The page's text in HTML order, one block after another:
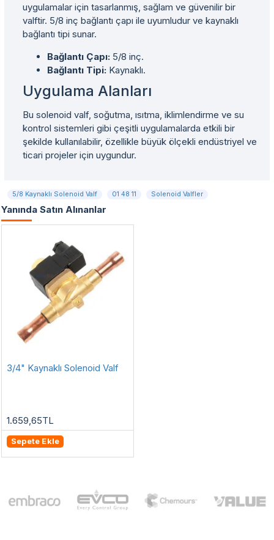
uygulamalar için tasarlanmış, sağlam ve güvenilir bir
valftir. 5/8 inç bağlantı çapı ile uyumludur ve kaynaklı
bağlantı tipi sunar.
Bağlantı Çapı: 5/8 inç.
Bağlantı Tipi: Kaynaklı.
Uygulama Alanları
Bu solenoid valf, soğutma, ısıtma, iklimlendirme ve su
kontrol sistemleri gibi çeşitli uygulamalarda etkili bir
şekilde kullanılabilir, özellikle büyük ölçekli endüstriyel ve
ticari projeler için uygundur.
5/8 Kaynaklı Solenoid Valf 01 48 11 Solenoid Valfler
Yanında Satın Alınanlar
3/4" Kaynaklı Solenoid Valf
1.659,65TL
Sepete Ekle